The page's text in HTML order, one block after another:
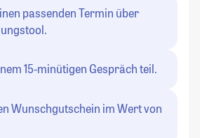
passenden Termin über
15-minütigen Gespräch teil.
Wunschgutschein im Wert von